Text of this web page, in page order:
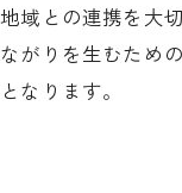
との連携を大
がりを生むため
なります。